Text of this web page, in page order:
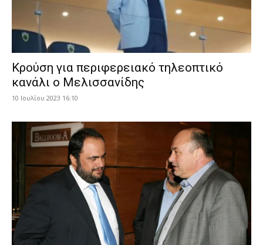
Κρούση για περιφερειακό τηλεοπτικό
κανάλι ο Μελισσανίδης
10 Ιουλίου 2023 16:10